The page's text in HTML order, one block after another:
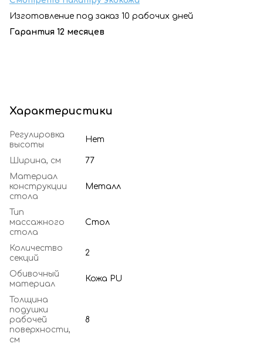
Изготовление под заказ 10 рабочих дней
Гарантия 12 месяцев
Характеристики
Регулировка
высоты
Нет
Ширина, см
77
Материал
конструкции
стола
Металл
Тип
массажного
стола
Стол
Количество
секций
2
Обивочный
материал
Кожа PU
Толщина
подушки
рабочей
поверхности,
см
8